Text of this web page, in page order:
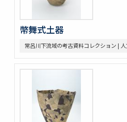
幣舞式土器
常呂川下流域の考古資料コレクション |